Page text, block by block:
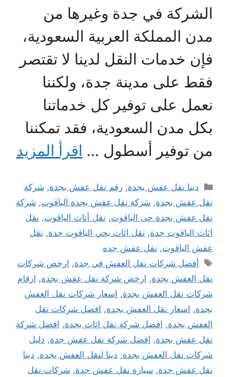
الشركة في جدة وغيرها من
مدن المملكة العربية السعودية،
فإن خدمات النقل لدينا لا تقتصر
فقط على مدينة جدة، ولكننا
نعمل على توفير كل خدماتنا
بكل مدن السعودية، فقد تمكننا
من توفير أسطول … اقرأ المزيد
التصنيفات
دينا نقل عفش بجدة,رقم نقل عفش بجدة, شركة
نقل عفش بجدة, شركة نقل عفش بجدة الياقوت, شركة
نقل عفش بجدة حى الياقوت, نقل أثاث الياقوت, نقل
اثاث الياقوت جدة, نقل اثاث بحي الياقوت جدة, نقل
عفش الياقوت, نقل عفش جده
الوسوم
أفضل شركات نقل العفش في جدة, ارخص شركات
نقل العفش بجدة, ارخص شركة نقل عفش بجدة, ارقام
شركات نقل العفش بجدة, اسعار شركات نقل العفش
بجدة, اسعار نقل العفش بجدة, افضل شركات نقل
العفش بجدة, افضل شركة نقل اثاث بجدة, افضل شركة
نقل عفش بجدة, افضل شركة نقل عفش جدة, دليل
شركات نقل العفش بجدة, دينا لنقل العفش بجدة, دينا
نقل عفش جدة, سيارة نقل عفش جدة, شركات نقل